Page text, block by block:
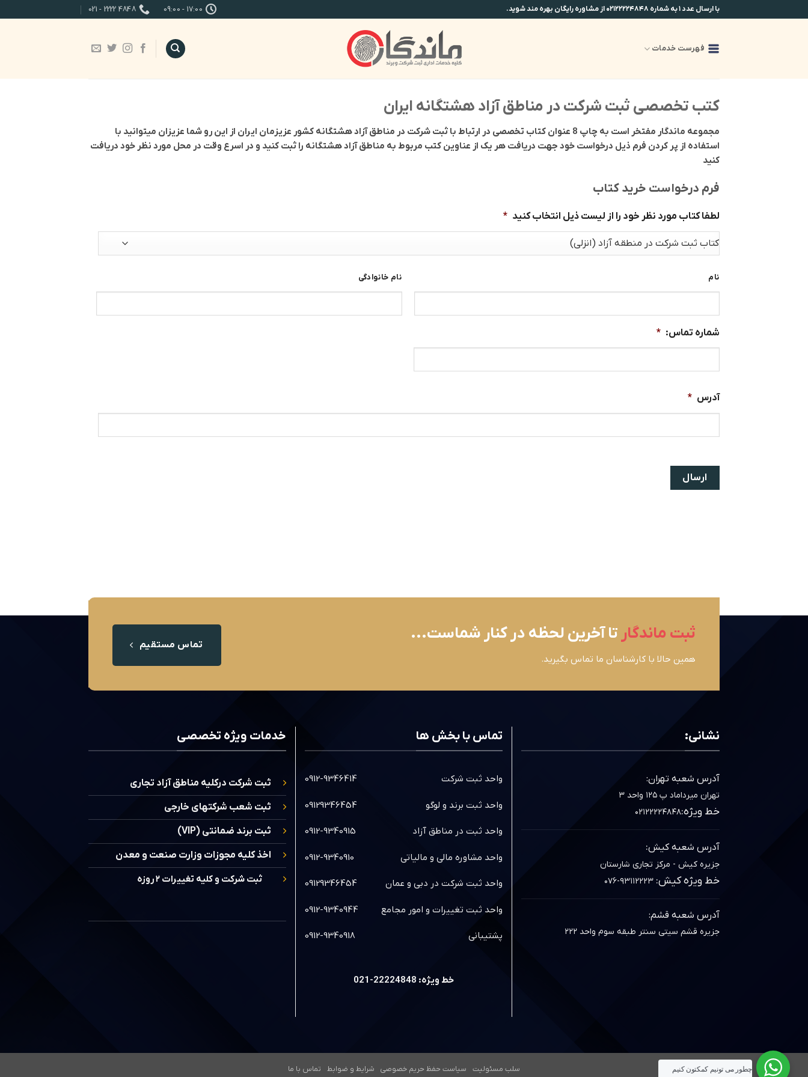
to
با ارسال عدد ۱ به شماره ۰۲۱۲۲۲۲۴۸۴۸ از مشاوره رایگان بهره مند شوید. 17:00 - 09:00
4848 2222 - 021
فهرست خدمات
کتب تخصصی ثبت شرکت در مناطق آزاد هشتگانه ایران
مجموعه ماندگار مفتخر است به چاپ 8 عنوان کتاب تخصصی در ارتباط با ثبت شرکت در مناطق آزاد هشتگانه کشور عزیزمان ایران از این رو شما عزیزان میتوانید با
استفاده از پر کردن فرم ذیل درخواست خود جهت دریافت هر یک از عناوین کتب مربوط به مناطق آزاد هشتگانه را ثبت کنید و در اسرع وقت در محل مورد نظر خود دریافت
کنید
فرم درخواست خرید کتاب
لطفا کتاب مورد نظر خود را از لیست ذیل انتخاب کنید *
نام نام خانوادگی
شماره تماس: *
آدرس *
ثبت ماندگار تا آخرین لحظه در کنار شماست...
همین حالا با کارشناسان ما تماس بگیرید.
تماس مستقیم
نشانی:
آدرس شعبه تهران:
تهران میرداماد پ ۱۲۵ واحد ۳
خط ویژه:۰۲۱۲۲۲۲۴۸۴۸
آدرس شعبه کیش:
جزیره کیش - مرکز تجاری شارستان
خط ویژه کیش: ۰۷۶-۹۳۱۱۲۲۲۳
آدرس شعبه قشم:
جزیره قشم سیتی سنتر طبقه سوم واحد ۲۲۲
تماس با بخش ها
واحد ثبت شرکت
واحد ثبت برند و لوگو
واحد ثبت در مناطق آزاد
واحد مشاوره مالی و مالیاتی
واحد ثبت شرکت در دبی و عمان
واحد ثبت تغییرات و امور مجامع
پشتیبانی
0912-9346414
09129346454
0912-9340915
0912-9340910
09129346454
0912-9340944
0912-9340918
خط ویژه: 22224848-021
خدمات ویژه تخصصی
ثبت شرکت درکلیه مناطق آزاد تجاری
ثبت شعب شرکتهای خارجی
ثبت برند ضمانتی (VIP)
اخذ کلیه مجوزات وزارت صنعت و معدن
ثبت شرکت و کلیه تغییرات ۲ روزه
سلب مسئولیت سیاست حفظ حریم خصوصی شرایط و ضوابط تماس با ما چطور می تونيم کمکتون کنيم